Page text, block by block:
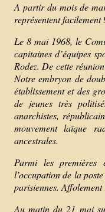
A partir du mois de
représentent
Le 8 mai 1968, le
capitaines d’équipes
Rodez. De cette
Notre embryon de
établissement et des
de jeunes très
anarchistes,
mouvement laïque
ancestrales.
Parmi les premières
l’occupation de la
parisiennes.
Au matin du 21 mai